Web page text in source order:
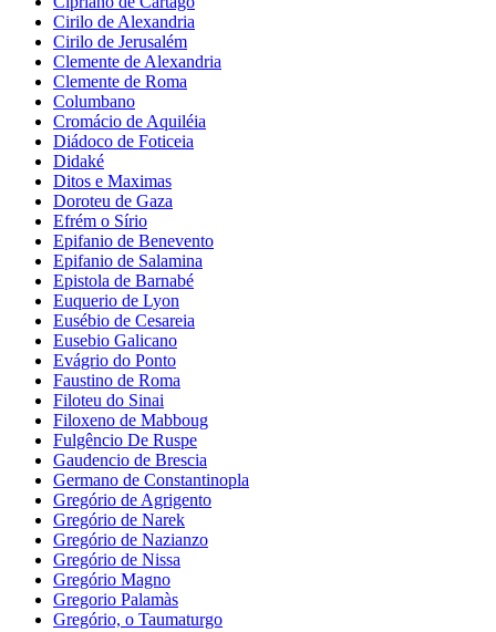
Cirilo de Alexandria
Cirilo de Jerusalém
Clemente de Alexandria
Clemente de Roma
Columbano
Cromácio de Aquiléia
Diádoco de Foticeia
Didaké
Ditos e Maximas
Doroteu de Gaza
Efrém o Sírio
Epifanio de Benevento
Epifanio de Salamina
Epistola de Barnabé
Euquerio de Lyon
Eusébio de Cesareia
Eusebio Galicano
Evágrio do Ponto
Faustino de Roma
Filoteu do Sinai
Filoxeno de Mabboug
Fulgêncio De Ruspe
Gaudencio de Brescia
Germano de Constantinopla
Gregório de Agrigento
Gregório de Narek
Gregório de Nazianzo
Gregório de Nissa
Gregório Magno
Gregorio Palamàs
Gregório, o Taumaturgo